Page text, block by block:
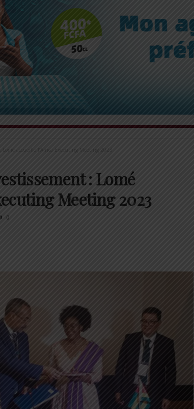
accueille l’Africa Executing Meeting 2023
: Lomé
Meeting 2023
0